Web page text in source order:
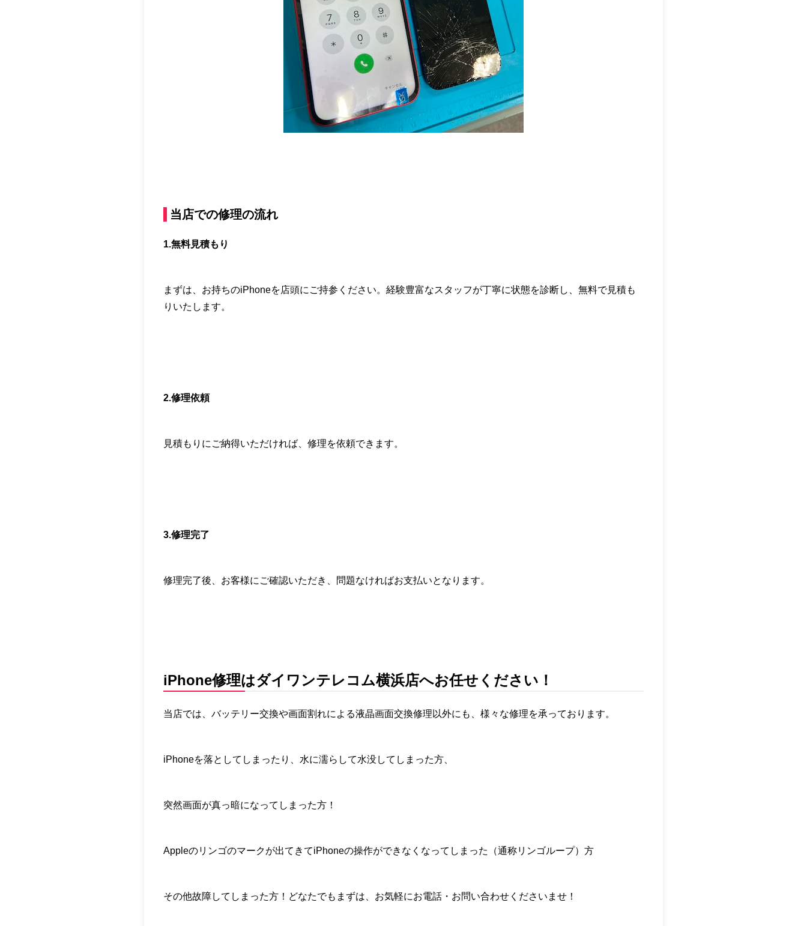
当店での修理の流れ
1.無料見積もり
まずは、お持ちのiPhoneを店頭にご持参ください。経験豊富なスタッフが丁寧に状態を診断し、無料で見積も
りいたします。
2.修理依頼
見積もりにご納得いただければ、修理を依頼できます。
3.修理完了
修理完了後、お客様にご確認いただき、問題なければお支払いとなります。
iPhone修理はダイワンテレコム横浜店へお任せください！
当店では、バッテリー交換や画面割れによる液晶画面交換修理以外にも、様々な修理を承っております。
iPhoneを落としてしまったり、水に濡らして水没してしまった方、
突然画面が真っ暗になってしまった方！
Appleのリンゴのマークが出てきてiPhoneの操作ができなくなってしまった（通称リンゴループ）方
その他故障してしまった方！どなたでもまずは、お気軽にお電話・お問い合わせくださいませ！